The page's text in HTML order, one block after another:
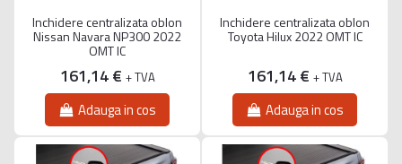
Inchidere centralizata oblon
Nissan Navara NP300 2022
OMT IC
161,14 € + TVA
Adauga in cos
Inchidere centralizata oblon
Toyota Hilux 2022 OMT IC
161,14 € + TVA
Adauga in cos